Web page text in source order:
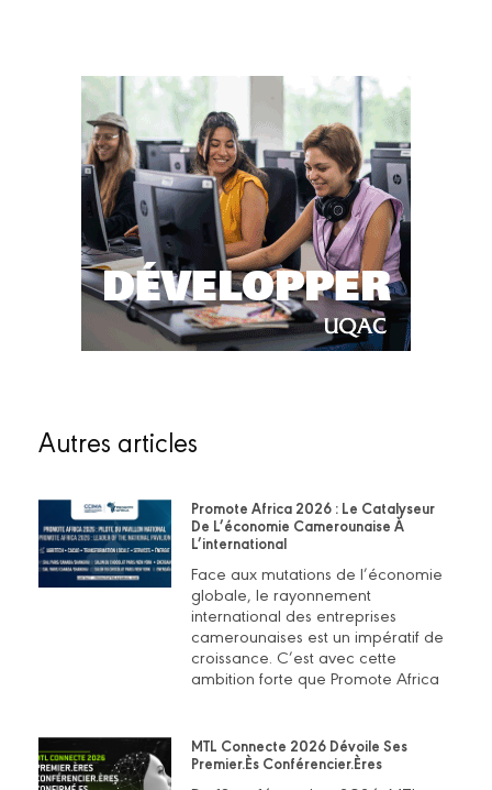
Autres articles
Promote Africa 2026 : Le Catalyseur
De L’économie Camerounaise À
L’international
Face aux mutations de l’économie
globale, le rayonnement
international des entreprises
camerounaises est un impératif de
croissance. C’est avec cette
ambition forte que Promote Africa
MTL Connecte 2026 Dévoile Ses
Premier.ès Conférencier.ères